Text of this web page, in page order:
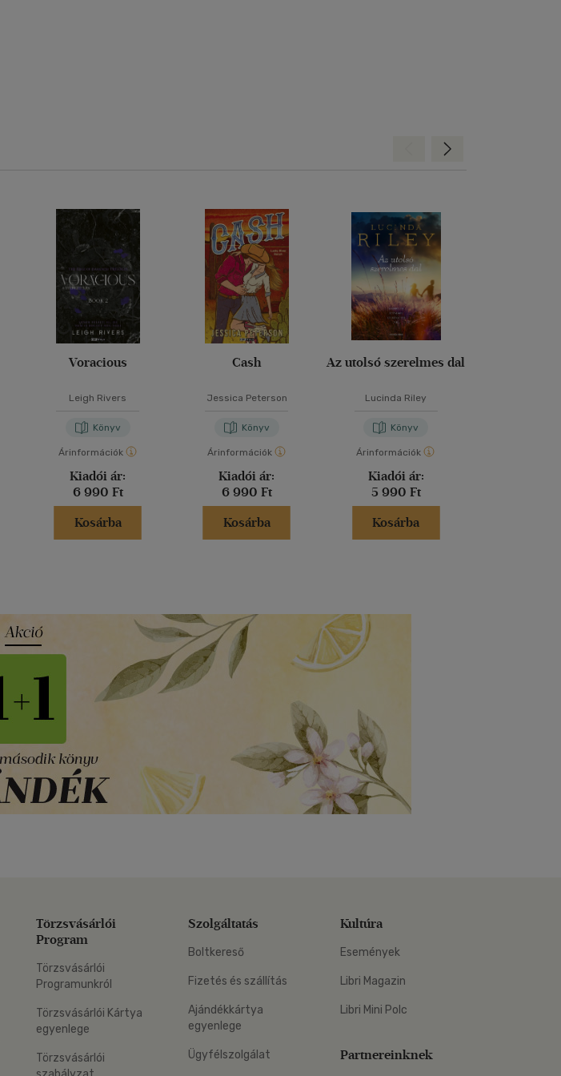
Voracious
Leigh Rivers
Könyv
Árinformációk
Kiadói ár:
6 990 Ft
Kosárba
Cash
Jessica Peterson
Könyv
Árinformációk
Kiadói ár:
6 990 Ft
Kosárba
Az utolsó szerelmes dal
Lucinda Riley
Könyv
Árinformációk
Kiadói ár:
5 990 Ft
Kosárba
Előre
Törzsvásárlói
Program
Törzsvásárlói
Programunkról
Törzsvásárlói Kártya
egyenlege
Törzsvásárlói
Szolgáltatás
Boltkereső
Fizetés és szállítás
Ajándékkártya
egyenlege
Ügyfélszolgálat
Kultúra
Események
Libri Magazin
Libri Mini Polc
Partnereinknek